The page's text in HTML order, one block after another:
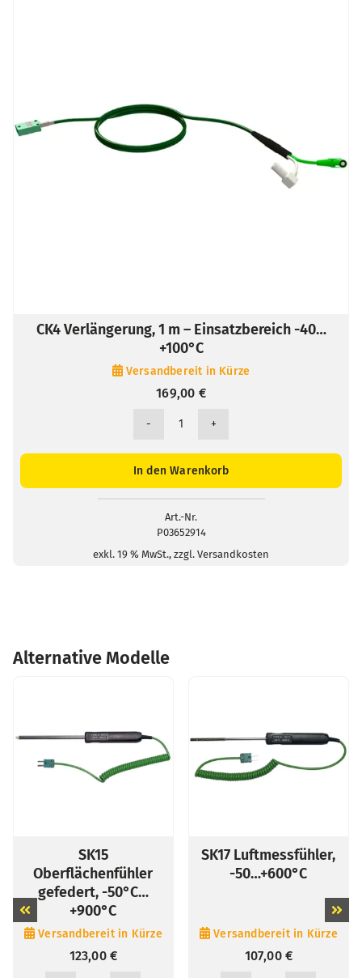
CK4 Verlängerung, 1 m – Einsatzbereich -40…
+100°C
Versandbereit in Kürze
169,00 €
CK4
1
Einsatzbereich
-40...+100°C
Menge
In den Warenkorb
Art.-Nr.
P03652914
exkl. 19 % MwSt., zzgl. Versandkosten
Alternative Modelle
-50°C…
+900°C
in Kürze
SK17 Luftmessfühler,
-50…+600°C
Versandbereit in Kürze